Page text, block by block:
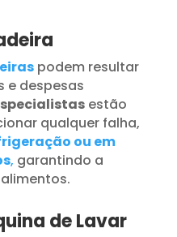
podem resultar
e despesas
estão
qualquer falha,
ou em
, garantindo a
de Lavar